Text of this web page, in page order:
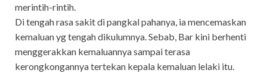
merintih-rintih.
Di tengah rasa sakit di pangkal pahanya, ia mencemaskan
kemaluan yg tengah dikulumnya. Sebab, Bar kini berhenti
menggerakkan kemaluannya sampai terasa
kerongkongannya tertekan kepala kemaluan lelaki itu.